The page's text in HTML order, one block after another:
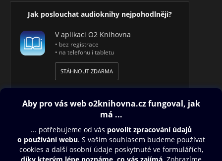
Agathy Christie.
pečlivě předestřena a potom ten vynikající obrat!“
– Sunday Times
Audiokniha Smrt staré posluhovačky - autor Agatha Christie,
čte Lukáš Hlavica
Jak poslouchat audioknihy nejpohodlněji?
V aplikaci O2 Knihovna
• bez registrace
• na telefonu i tabletu
STÁHNOUT ZDARMA
Obsah ke stažení
Moje O2 Knihovna